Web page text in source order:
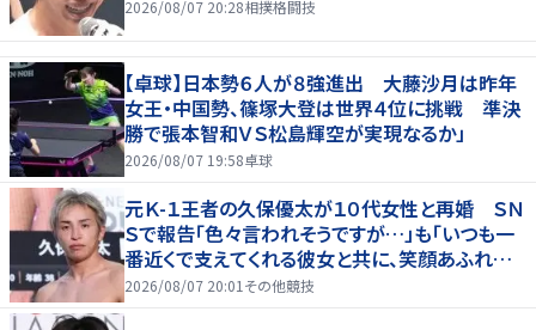
2026/08/07 20:28相撲格闘技
【卓球】日本勢６人が８強進出 大藤沙月は昨年
女王・中国勢、篠塚大登は世界４位に挑戦 準決
勝で張本智和ＶＳ松島輝空が実現なるか」
2026/08/07 19:58卓球
元Ｋ-１王者の久保優太が１０代女性と再婚 ＳＮ
Ｓで報告「色々言われそうですが…」も「いつも一
番近くで支えてくれる彼女と共に、笑顔あふれる
家庭を築いていきたい」
2026/08/07 20:01その他競技